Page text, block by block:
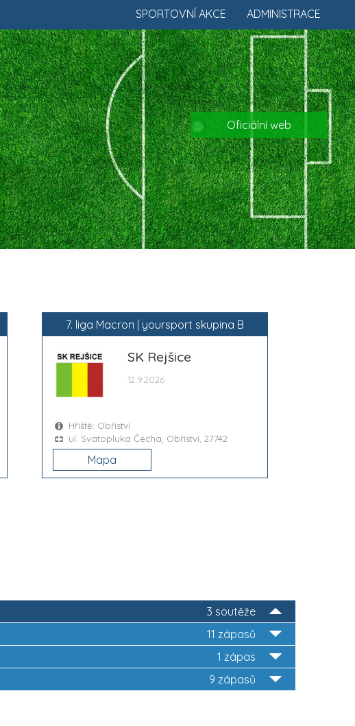
ADMINISTRACE
SPORTOVNÍ AKCE
Oficiální web
7. liga Macron | yoursport skupina B
SK Rejšice
12.9.2026
Hřiště: Obříství
ul. Svatopluka Čecha, Obříství, 27742
Mapa
3 soutěže
11 zápasů
1 zápas
9 zápasů